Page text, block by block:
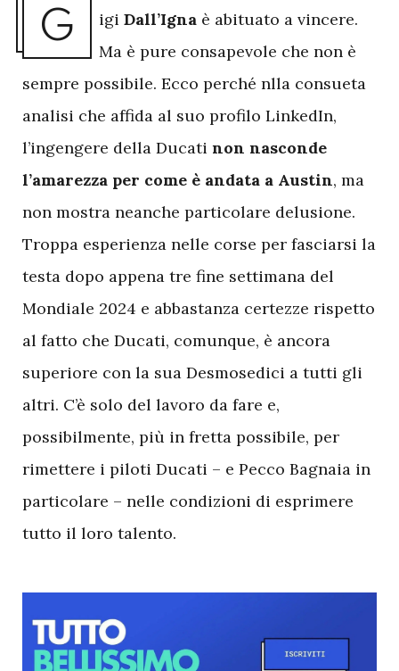
G igi Dall’Igna è abituato a vincere.
Ma è pure consapevole che non è
sempre possibile. Ecco perché nlla consueta
analisi che affida al suo profilo LinkedIn,
l’ingengere della Ducati non nasconde
l’amarezza per come è andata a Austin, ma
non mostra neanche particolare delusione.
Troppa esperienza nelle corse per fasciarsi la
testa dopo appena tre fine settimana del
Mondiale 2024 e abbastanza certezze rispetto
al fatto che Ducati, comunque, è ancora
superiore con la sua Desmosedici a tutti gli
altri. C’è solo del lavoro da fare e,
possibilmente, più in fretta possibile, per
rimettere i piloti Ducati – e Pecco Bagnaia in
particolare – nelle condizioni di esprimere
tutto il loro talento.